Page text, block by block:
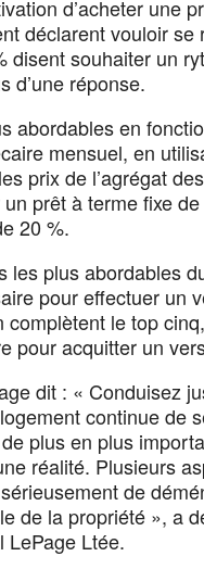
d’acheter une
déclarent vouloir
souhaiter un
d’une réponse.
abordables en
mensuel, en
prix de l’agrégat
prêt à terme fixe
20 %.
plus abordables
pour effectuer un
le top
pour acquitter un
dit : « Conduisez
continue de
plus en plus
réalité. Plusieurs
de
de la propriété », a
LePage Ltée.